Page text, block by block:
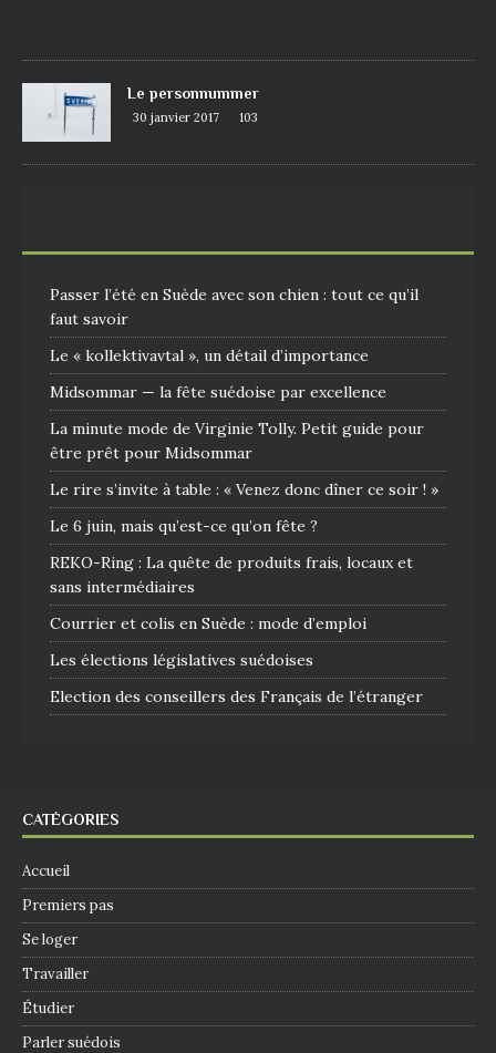
Le personnummer
30 janvier 2017 103
Passer l’été en Suède avec son chien : tout ce qu’il
faut savoir
Le « kollektivavtal », un détail d’importance
Midsommar — la fête suédoise par excellence
La minute mode de Virginie Tolly. Petit guide pour
être prêt pour Midsommar
Le rire s’invite à table : « Venez donc dîner ce soir ! »
Le 6 juin, mais qu’est-ce qu’on fête ?
REKO-Ring : La quête de produits frais, locaux et
sans intermédiaires
Courrier et colis en Suède : mode d’emploi
Les élections législatives suédoises
Election des conseillers des Français de l’étranger
CATÉGORIES
Accueil
Premiers pas
Se loger
Travailler
Étudier
Parler suédois